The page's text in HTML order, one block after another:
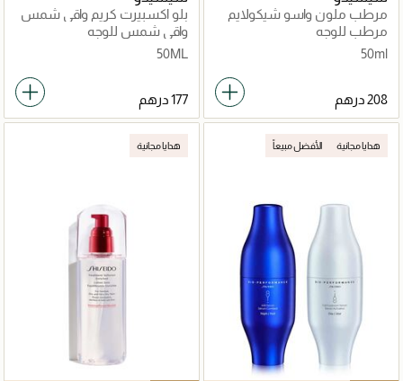
مرطب ملون واسو شيكولايم
50مل
مرطب للوجه
50ml
بلو اكسبيرت كريم واقي شمس
بعامل حماية50
واقي شمس للوجه
50ML
هدايا مجانية الأفضل مبيعاً هدايا مجانية